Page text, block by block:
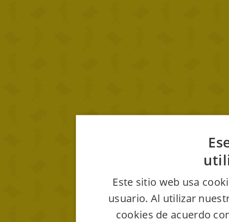
Este sitio web usa
usuario. Al utilizar
cookies de acuerdo